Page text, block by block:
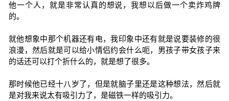
他一个人，就是非常认真的想说，我想以后做一个卖炸鸡牌
的。
就他想象中那个机器还有电，我印象中还有就是说要装修的很
浪漫，然后就是可以给小情侣约会什么呃，男孩子带女孩子来
的话还可以打个折什么的，就是想了很多。
那时候他已经十八岁了，但是就脑子里还是这种想法，然后就
是对我来说太有吸引力了，是磁铁一样的吸引力。